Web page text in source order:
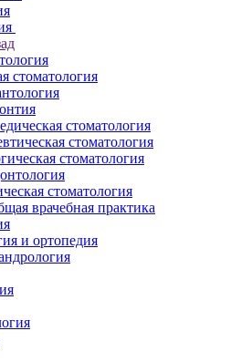
стоматология
стоматология
стоматология
стоматология
стоматология
врачебная практика
и ортопедия